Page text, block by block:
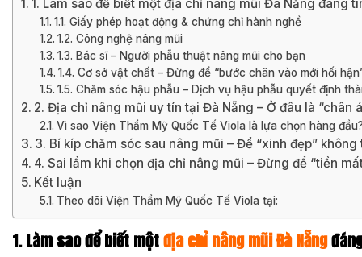
1. Làm sao để biết một địa chỉ nâng mũi Đà Nẵng đáng
1.1. Giấy phép hoạt động & chứng chỉ hành nghề
1.2. Công nghệ nâng mũi
1.3. Bác sĩ – Người phẫu thuật nâng mũi cho bạn
1.4. Cơ sở vật chất – Đừng để “bước chân vào mới hối
1.5. Chăm sóc hậu phẫu – Dịch vụ hậu phẫu quyết định
2. Địa chỉ nâng mũi uy tín tại Đà Nẵng – Ở đâu là “chân
Vì sao Viện Thẩm Mỹ Quốc Tế Viola là lựa chọn hàng
3. Bí kíp chăm sóc sau nâng mũi – Để “xinh đẹp” không
4. Sai lầm khi chọn địa chỉ nâng mũi – Đừng để “tiền
Kết luận
Theo dõi Viện Thẩm Mỹ Quốc Tế Viola tại:
1. Làm sao để biết mộtđịa chỉ nâng mũi Đà Nẵng